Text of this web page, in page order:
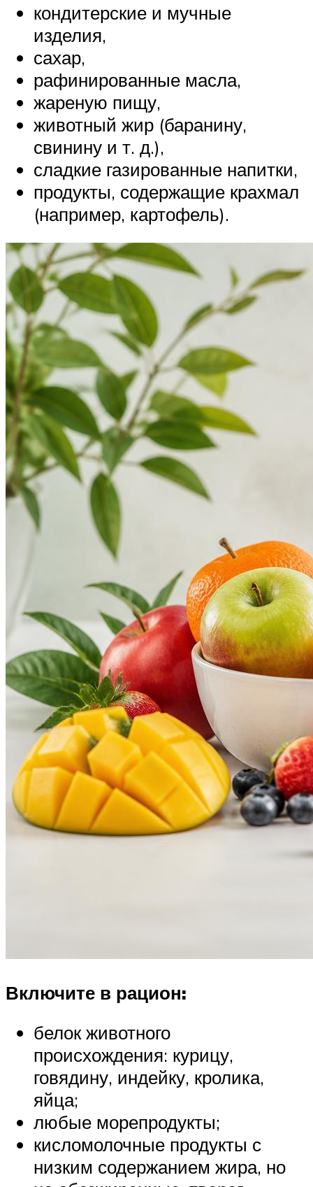
кондитерские и мучные
изделия,
сахар,
рафинированные масла,
жареную пищу,
животный жир (баранину,
свинину и т. д.),
сладкие газированные напитки,
продукты, содержащие крахмал
(например, картофель).
Включите в рацион:
белок животного
происхождения: курицу,
говядину, индейку, кролика,
яйца;
любые морепродукты;
кисломолочные продукты с
низким содержанием жира, но